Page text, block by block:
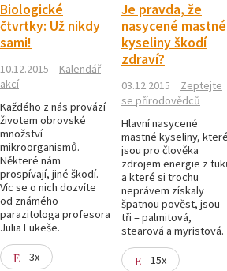
Biologické
čtvrtky: Už nikdy
sami!
10.12.2015
Kalendář
akcí
Každého z nás provází
životem obrovské
množství
mikroorganismů.
Některé nám
prospívají, jiné škodí.
Víc se o nich dozvíte
od známého
parazitologa profesora
Julia Lukeše.
3x
Je pravda, že
nasycené mastné
kyseliny škodí
zdraví?
03.12.2015
Zeptejte
se přírodovědců
Hlavní nasycené
mastné kyseliny, které
jsou pro člověka
zdrojem energie z
a které si trochu
neprávem získaly
špatnou pověst, jsou
tři – palmitová,
stearová a myristová.
15x